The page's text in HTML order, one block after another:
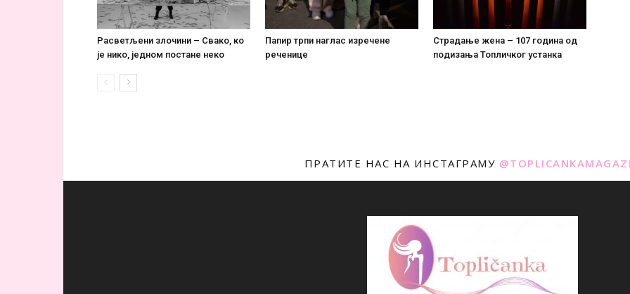
Расветљени злочини – Свако, ко
је нико, једном постане некo
Папир трпи наглас изречене
реченице
Страдање жена – 107 година од
подизања Топличког устанка
ПРАТИТЕ НАС НА ИНСТАГРАМУ